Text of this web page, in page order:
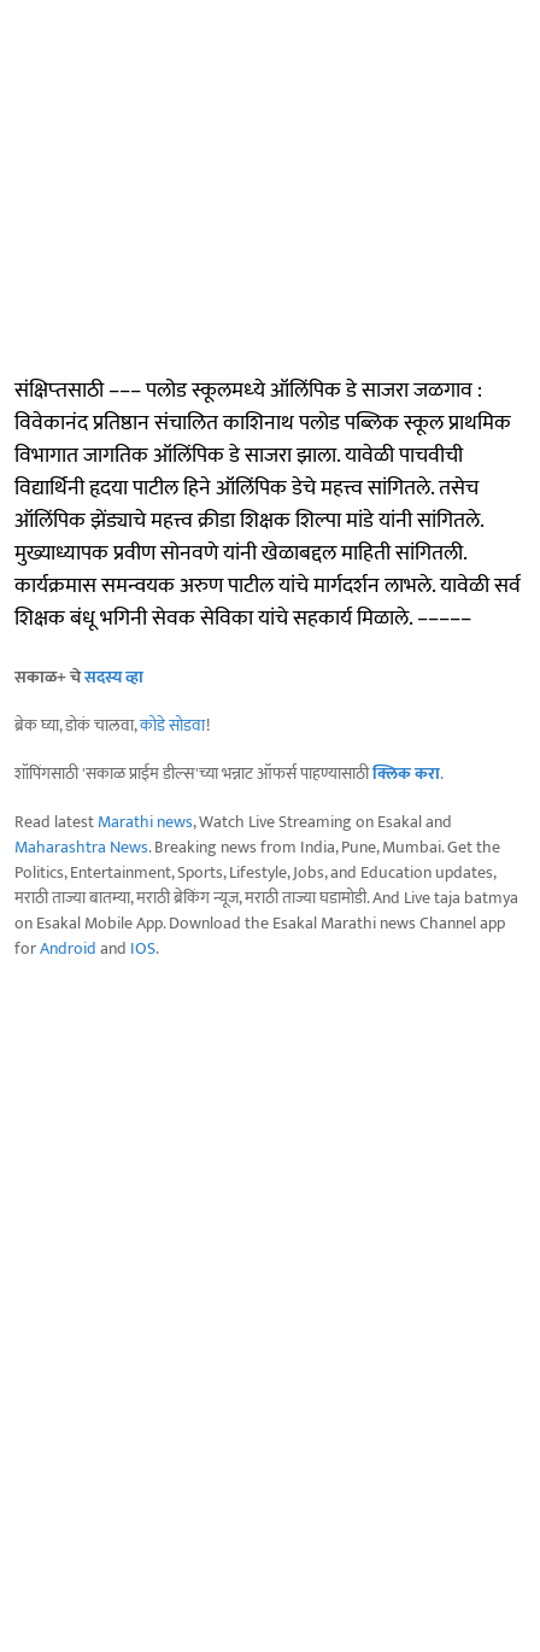
संक्षिप्‍तसाठी ––– पलोड स्कूलमध्‍ये ऑलिंपिक डे साजरा जळगाव :
विवेकानंद प्रतिष्ठान संचालित काशिनाथ पलोड पब्लिक स्कूल प्राथमिक
विभागात जागतिक ऑलिंपिक डे साजरा झाला. यावेळी पाचवीची
विद्यार्थिनी हृदया पाटील हिने ऑलिंपिक डेचे महत्त्व सांगितले. तसेच
ऑलिंपिक झेंड्याचे महत्त्व क्रीडा शिक्षक शिल्पा मांडे यांनी सांगितले.
मुख्याध्यापक प्रवीण सोनवणे यांनी खेळाबद्दल माहिती सांगितली.
कार्यक्रमास समन्वयक अरुण पाटील यांचे मार्गदर्शन लाभले. यावेळी सर्व
शिक्षक बंधू भगिनी सेवक सेविका यांचे सहकार्य मिळाले. –––––
सकाळ+ चेसदस्य व्हा
ब्रेक घ्या, डोकं चालवा,कोडे सोडवा!
शॉपिंगसाठी 'सकाळ प्राईम डील्स'च्या भन्नाट ऑफर्स पाहण्यासाठीक्लिक करा.
Read latestMarathi news, Watch Live Streaming on Esakal and
Maharashtra News. Breaking news from India, Pune, Mumbai. Get the
Politics, Entertainment, Sports, Lifestyle, Jobs, and Education updates,
मराठी ताज्या बातम्या, मराठी ब्रेकिंग न्यूज, मराठी ताज्या घडामोडी. And Live taja batmya
on Esakal Mobile App. Download the Esakal Marathi news Channel app
forAndroidand IOS.